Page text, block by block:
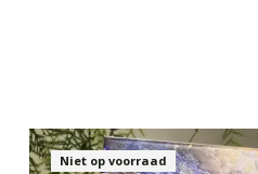
Niet op voorraad